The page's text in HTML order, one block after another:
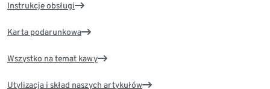
Instrukcje obsługi
Karta podarunkowa
Wszystko na temat kawy
Utylizacja i skład naszych artykułów